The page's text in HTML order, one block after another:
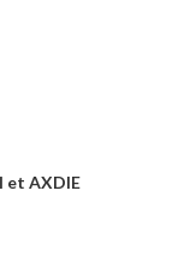
et AXDIE